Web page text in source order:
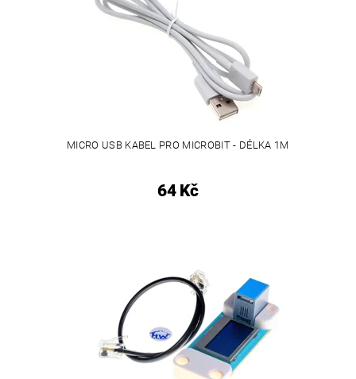
MICRO USB KABEL PRO MICROBIT - DÉLKA 1M
64 Kč